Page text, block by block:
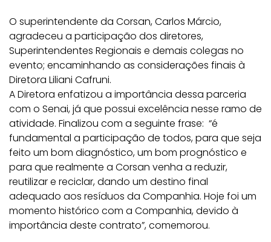
O superintendente da Corsan, Carlos Márcio,
agradeceu a participação dos diretores,
Superintendentes Regionais e demais colegas no
evento; encaminhando as considerações finais à
Diretora Liliani Cafruni.
A Diretora enfatizou a importância dessa parceria
com o Senai, já que possui excelência nesse ramo de
atividade. Finalizou com a seguinte frase: “é
fundamental a participação de todos, para que seja
feito um bom diagnóstico, um bom prognóstico e
para que realmente a Corsan venha a reduzir,
reutilizar e reciclar, dando um destino final
adequado aos resíduos da Companhia. Hoje foi um
momento histórico com a Companhia, devido à
importância deste contrato”, comemorou.